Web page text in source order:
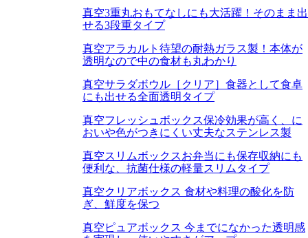
真空3重丸おもてなしにも大活躍！そのまま出
せる3段重タイプ
真空アラカルト 待望の耐熱ガラス製！本体が
透明なので中の食材も丸わかり
真空サラダボウル［クリア］ 食器として食卓
にも出せる全面透明タイプ
真空フレッシュボックス保冷効果が高く、に
おいや色がつきにくい丈夫なステンレス製
真空スリムボックスお弁当にも保存収納にも
便利な、抗菌仕様の軽量スリムタイプ
真空クリアボックス 食材や料理の酸化を防
ぎ、鮮度を保つ
真空ピュアボックス 今までになかった透明感